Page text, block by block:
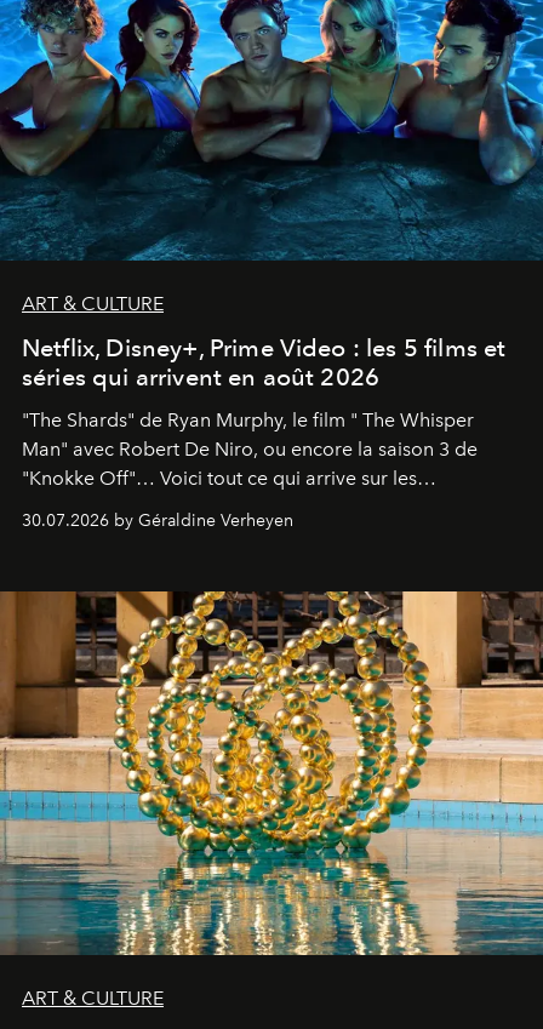
ART & CULTURE
Netflix, Disney+, Prime Video : les 5 films et
séries qui arrivent en août 2026
"The Shards" de Ryan Murphy, le film " The Whisper
Man" avec Robert De Niro, ou encore la saison 3 de
"Knokke Off"… Voici tout ce qui arrive sur les
plateformes de streaming en août 2026.
30.07.2026 by Géraldine Verheyen
ART & CULTURE